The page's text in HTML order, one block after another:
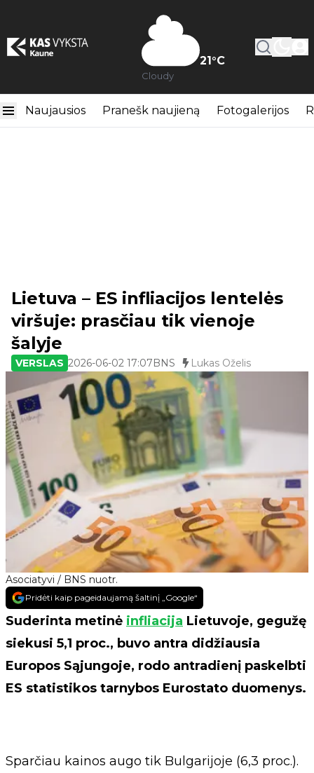
21°C
Cloudy
Naujausios Pranešk naujieną Fotogalerijos
Asociatyvi / BNS nuotr.
Lietuva – ES infliacijos lentelės
viršuje: prasčiau tik vienoje
šalyje
VERSLAS 2026-06-02 17:07BNS Lukas Oželis
Pridėti kaip pageidaujamą šaltinį „Google“
Suderinta metinė infliacija Lietuvoje, gegužę
siekusi 5,1 proc., buvo antra didžiausia
Europos Sąjungoje, rodo antradienį paskelbti
ES statistikos tarnybos Eurostato duomenys.
Sparčiau kainos augo tik Bulgarijoje (6,3 proc.).